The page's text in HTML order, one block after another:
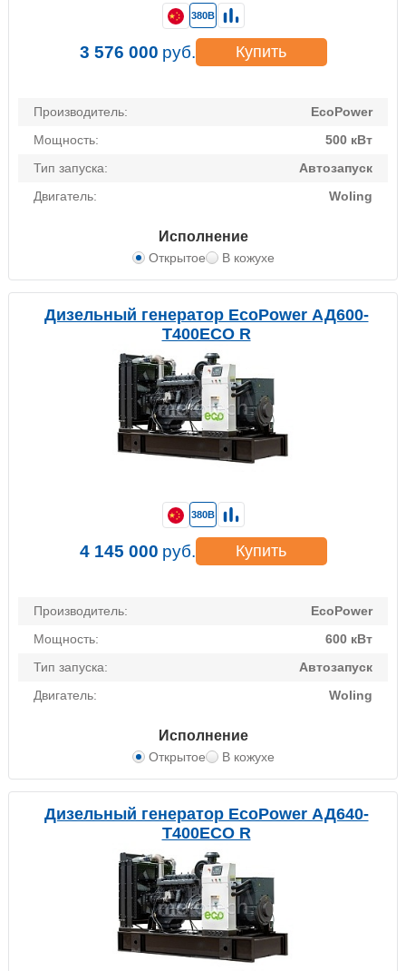
Производитель:
EcoPower
Мощность:
500 кВт
Тип запуска:
Автозапуск
Двигатель:
Woling
Исполнение
Открытое В кожухе
380В
3 576 000 руб. Купить
Дизельный генератор EcoPower АД600-
T400ECO R
Производитель:
EcoPower
Мощность:
600 кВт
Тип запуска:
Автозапуск
Двигатель:
Woling
Исполнение
Открытое В кожухе
380В
4 145 000 руб. Купить
Дизельный генератор EcoPower АД640-
T400ECO R